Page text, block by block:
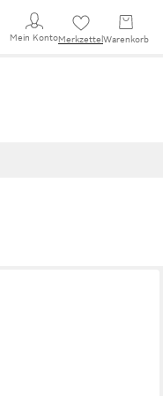
Mein KontoMerkzettel Warenkorb